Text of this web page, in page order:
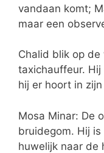
vandaan komt;
maar een
Chalid blik op
taxichauffeur.
hij er hoort in
Mosa Minar: De
bruidegom. Hij
huwelijk naar de